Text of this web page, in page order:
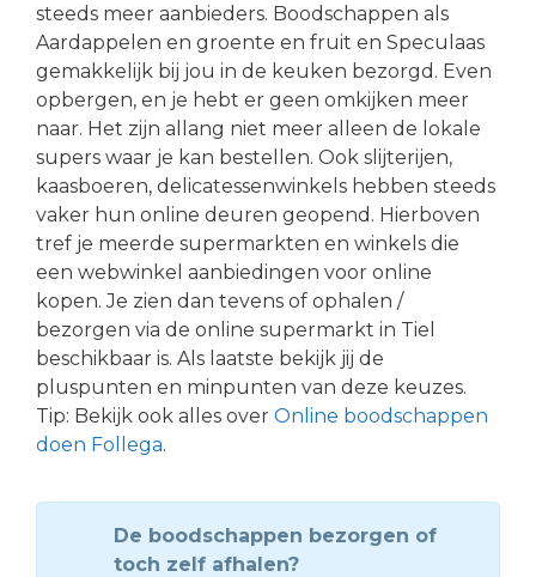
steeds meer aanbieders. Boodschappen als
Aardappelen en groente en fruit en Speculaas
gemakkelijk bij jou in de keuken bezorgd. Even
opbergen, en je hebt er geen omkijken meer
naar. Het zijn allang niet meer alleen de lokale
supers waar je kan bestellen. Ook slijterijen,
kaasboeren, delicatessenwinkels hebben steeds
vaker hun online deuren geopend. Hierboven
tref je meerde supermarkten en winkels die
een webwinkel aanbiedingen voor online
kopen. Je zien dan tevens of ophalen /
bezorgen via de online supermarkt in Tiel
beschikbaar is. Als laatste bekijk jij de
pluspunten en minpunten van deze keuzes.
Tip: Bekijk ook alles over Online boodschappen
doen Follega.
De boodschappen bezorgen of
toch zelf afhalen?